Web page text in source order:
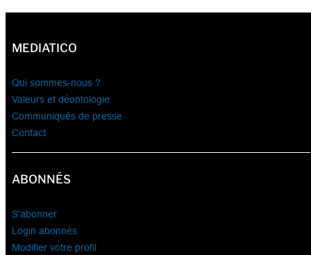
MEDIATICO
Qui sommes-nous ?
Valeurs et déontologie
Communiqués de presse
Contact
ABONNÉS
S’abonner
Login abonnés
Modifier votre profil